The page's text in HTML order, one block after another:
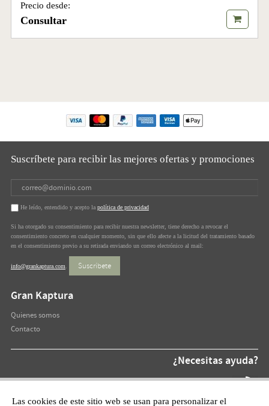
Las cookies de este sitio web se usan para personalizar el
Precio desde:
Consultar
Suscríbete para recibir las mejores ofertas y promociones
He leído, entendido y acepto la política de privacidad
Si ha otorgado su consentimiento para recibir nuestra newsletter, tiene derecho a revocar el
consentimiento concreto en cualquier momento, sin que ello afecte a la licitud del tratamiento basado
en el consentimiento previo a su retirada enviando un correo electrónico al mail:
info@grankaptura.com Suscríbete
Gran Kaptura
Quienes somos
Contacto
¿Necesitas ayuda?
Teléfono At.
872 220 055